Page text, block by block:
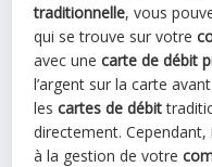
traditionnelle, vous
qui se trouve sur votre
avec unecarte de débit
l’argent sur la carte
lescartes de débit
directement.
à la gestion de votre